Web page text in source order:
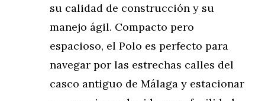
su calidad de construcción y su
manejo ágil. Compacto pero
espacioso, el Polo es perfecto para
navegar por las estrechas calles del
casco antiguo de Málaga y estacionar